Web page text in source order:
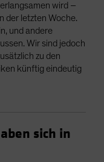
wird –
der letzten Woche.
und andere
Wir sind jedoch
zu den
künftig eindeutig
sich in